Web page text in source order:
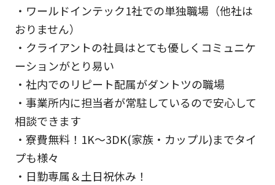
・ワールドインテック1社での単独職場（他社は
おりません）
・クライアントの社員はとても優しくコミュニケ
ーションがとり易い
・社内でのリピート配属がダントツの職場
・事業所内に担当者が常駐しているので安心して
相談できます
・寮費無料！1K～3DK(家族・カップル)までタイ
プも様々
・日勤専属＆土日祝休み！